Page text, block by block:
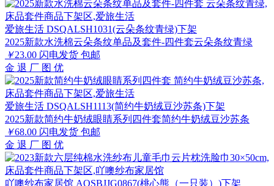
爱旅生活 DSQALSH1031(云朵条纹青绿)下架
2025新款水洗棉云朵条纹单品及套件-四件套云朵条纹青绿
￥23.00 闪电发货 包邮
金 退 厂 图 优
爱旅生活 DSQALSH1113(简约牛奶绒豆沙苏条)下架
2025新款简约牛奶绒眼睛系列四件套简约牛奶绒豆沙苏条
￥68.00 闪电发货 包邮
金 退 厂 图 优
吖噢纱布家居馆 AOSBJJG0867(桃心熊（一只装）)下架